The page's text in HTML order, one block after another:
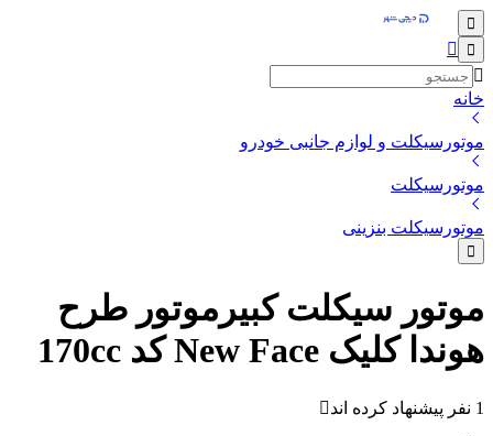
خانه
موتورسیکلت و لوازم جانبی خودرو
موتورسیکلت
موتورسیکلت بنزینی
موتور سیکلت کبیرموتور طرح
هوندا کلیک New Face کد 170cc
1 نفر پیشنهاد کرده اند